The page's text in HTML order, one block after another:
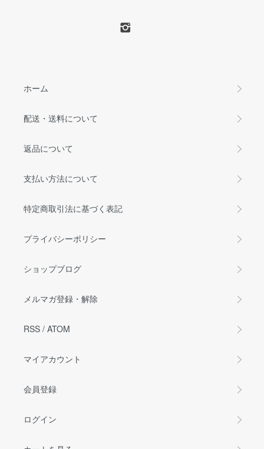
ホーム
配送・送料について
返品について
支払い方法について
特定商取引法に基づく表記
プライバシーポリシー
ショップブログ
メルマガ登録・解除
RSS / ATOM
マイアカウント
会員登録
ログイン